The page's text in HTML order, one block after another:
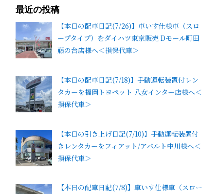
最近の投稿
【本日の配車日記(7/26)】車いす仕様車（スロ
ープタイプ）をダイハツ東京販売 Dモール町田
藤の台店様へ＜損保代車＞
【本日の配車日記(7/18)】手動運転装置付レン
タカーを福岡トヨペット 八女インター店様へ＜
損保代車＞
【本日の引き上げ日記(7/10)】手動運転装置付
きレンタカーをフィアット/アバルト中川様へ＜
損保代車＞
【本日の配車日記(7/8)】車いす仕様車（スロー